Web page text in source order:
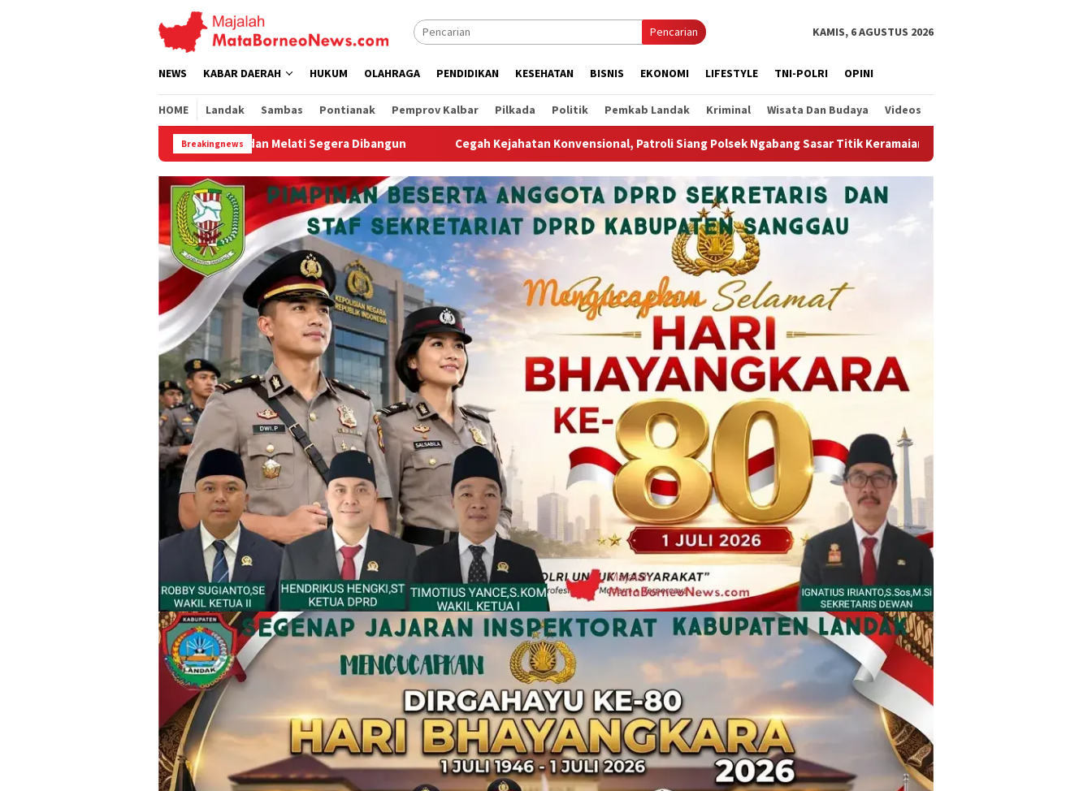
Pencarian KAMIS, 6 AGUSTUS 2026
NEWS KABAR DAERAH HUKUM OLAHRAGA PENDIDIKAN KESEHATAN BISNIS EKONOMI LIFESTYLE TNI-POLRI OPINI
HOME Landak Sambas Pontianak Pemprov Kalbar Pilkada Politik Pemkab Landak Kriminal Wisata Dan Budaya Videos
Breakingnews
II dan Melati Segera Dibangun Cegah Kejahatan Konvensional, Patroli Siang Polsek Ngabang Sasar Titik Keramaian Warga Wagub Krisantus Tegaskan Pengerukan Alur